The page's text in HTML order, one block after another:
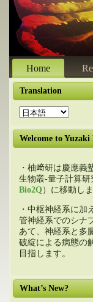
Home
Translation
Welcome to Yuzaki
・柚﨑研は慶應義
生物叢-量子計算研
Bio2Q）に移動しま
・中枢神経系に加
管神経系でのシナ
あて、神経系と多
破綻による病態の
目指します。
What’s New?